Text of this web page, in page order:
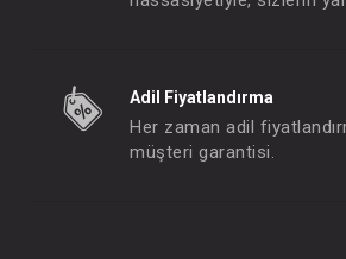
Adil Fiyatlandırma
Her zaman adil
müşteri garantisi.